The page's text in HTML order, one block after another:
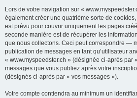
Lors de votre navigation sur «
également créer une quatrième sorte de
est prévu pour couvrir uniquement les pages
seconde manière est de récupérer les
que nous collectons. Ceci peut correspondre —
publication de messages en tant qu’utilisateur
« www.myspeedster.ch » (désignée ci-après par
messages que vous publiez après votre
(désignés ci-après par « vos messages »).
Votre compte contiendra au minimum un